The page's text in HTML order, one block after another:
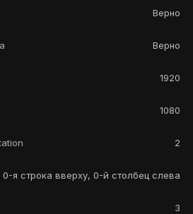
Верно
Верно
1920
1080
2
0-я строка вверху, 0-й столбец слева
3